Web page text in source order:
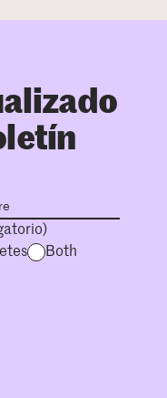
Both